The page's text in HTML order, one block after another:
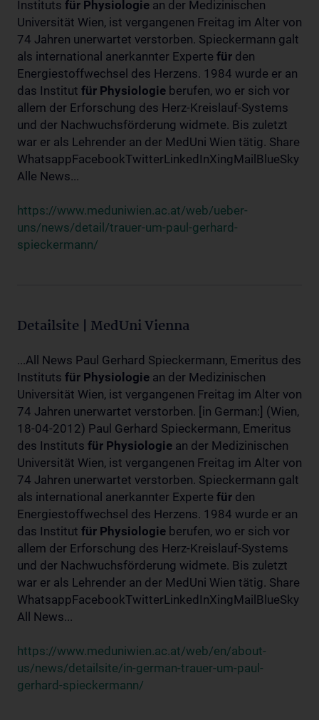
Instituts für Physiologie an der Medizinischen
Universität Wien, ist vergangenen Freitag im Alter von
74 Jahren unerwartet verstorben. Spieckermann galt
als international anerkannter Experte für den
Energiestoffwechsel des Herzens. 1984 wurde er an
das Institut für Physiologie berufen, wo er sich vor
allem der Erforschung des Herz-Kreislauf-Systems
und der Nachwuchsförderung widmete. Bis zuletzt
war er als Lehrender an der MedUni Wien tätig. Share
WhatsappFacebookTwitterLinkedInXingMailBlueSky
Alle News...
https://www.meduniwien.ac.at/web/ueber-
uns/news/detail/trauer-um-paul-gerhard-
spieckermann/
Detailsite | MedUni Vienna
...All News Paul Gerhard Spieckermann, Emeritus des
Instituts für Physiologie an der Medizinischen
Universität Wien, ist vergangenen Freitag im Alter von
74 Jahren unerwartet verstorben. [in German:] (Wien,
18-04-2012) Paul Gerhard Spieckermann, Emeritus
des Instituts für Physiologie an der Medizinischen
Universität Wien, ist vergangenen Freitag im Alter von
74 Jahren unerwartet verstorben. Spieckermann galt
als international anerkannter Experte für den
Energiestoffwechsel des Herzens. 1984 wurde er an
das Institut für Physiologie berufen, wo er sich vor
allem der Erforschung des Herz-Kreislauf-Systems
und der Nachwuchsförderung widmete. Bis zuletzt
war er als Lehrender an der MedUni Wien tätig. Share
WhatsappFacebookTwitterLinkedInXingMailBlueSky
All News...
https://www.meduniwien.ac.at/web/en/about-
us/news/detailsite/in-german-trauer-um-paul-
gerhard-spieckermann/